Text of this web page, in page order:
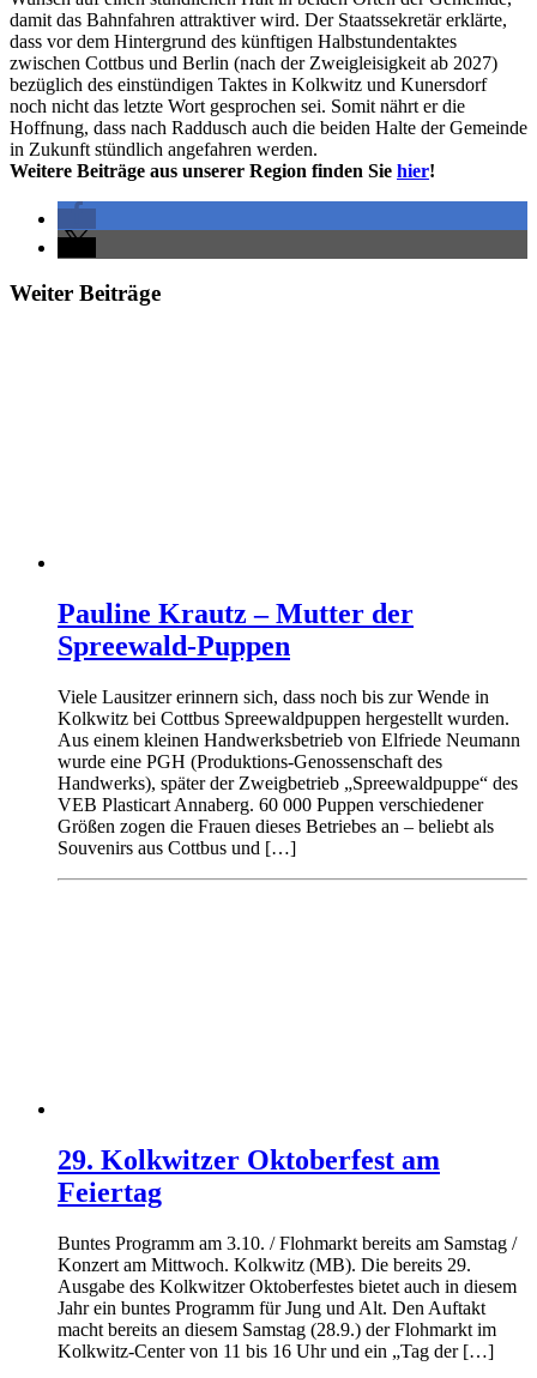
damit das Bahnfahren attraktiver wird. Der Staatssekretär erklärte,
dass vor dem Hintergrund des künftigen Halbstundentaktes
zwischen Cottbus und Berlin (nach der Zweigleisigkeit ab 2027)
bezüglich des einstündigen Taktes in Kolkwitz und Kunersdorf
noch nicht das letzte Wort gesprochen sei. Somit nährt er die
Hoffnung, dass nach Raddusch auch die beiden Halte der Gemeinde
in Zukunft stündlich angefahren werden.
Weitere Beiträge aus unserer Region finden Sie hier!
Weiter Beiträge
Pauline Krautz – Mutter der
Spreewald-Puppen
Viele Lausitzer erinnern sich, dass noch bis zur Wende in
Kolkwitz bei Cottbus Spreewaldpuppen hergestellt wurden.
Aus einem kleinen Handwerksbetrieb von Elfriede Neumann
wurde eine PGH (Produktions-Genossenschaft des
Handwerks), später der Zweigbetrieb „Spreewaldpuppe“ des
VEB Plasticart Annaberg. 60 000 Puppen verschiedener
Größen zogen die Frauen dieses Betriebes an – beliebt als
Souvenirs aus Cottbus und […]
29. Kolkwitzer Oktoberfest am
Feiertag
Buntes Programm am 3.10. / Flohmarkt bereits am Samstag /
Konzert am Mittwoch. Kolkwitz (MB). Die bereits 29.
Ausgabe des Kolkwitzer Oktoberfestes bietet auch in diesem
Jahr ein buntes Programm für Jung und Alt. Den Auftakt
macht bereits an diesem Samstag (28.9.) der Flohmarkt im
Kolkwitz-Center von 11 bis 16 Uhr und ein „Tag der […]